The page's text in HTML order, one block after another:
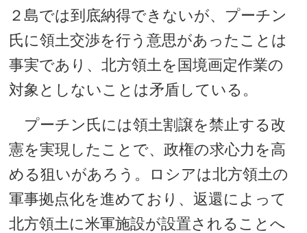
２島では到底納得できないが、プーチン
氏に領土交渉を行う意思があったことは
事実であり、北方領土を国境画定作業の
対象としないことは矛盾している。
プーチン氏には領土割譲を禁止する改
憲を実現したことで、政権の求心力を高
める狙いがあろう。ロシアは北方領土の
軍事拠点化を進めており、返還によって
北方領土に米軍施設が設置されることへ